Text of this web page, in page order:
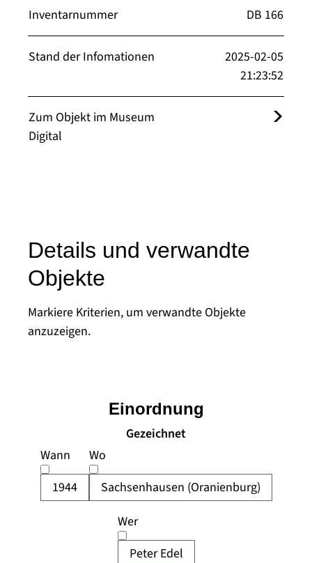
Inventarnummer DB 166
Stand der Infomationen
2025-02-05
21:23:52
Zum Objekt im Museum
Digital
Details und verwandte
Objekte
Markiere Kriterien, um verwandte Objekte
anzuzeigen.
Gezeichnet
Wann
1944
Wo
Sachsenhausen (Oranienburg)
Wer
Peter Edel
Einordnung